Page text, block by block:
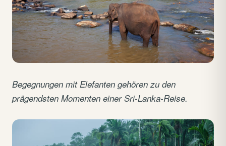
Begegnungen mit Elefanten gehören zu den
prägendsten Momenten einer Sri-Lanka-Reise.